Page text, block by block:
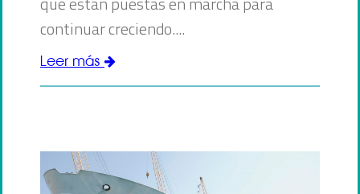
continuar creciendo....
Leer más